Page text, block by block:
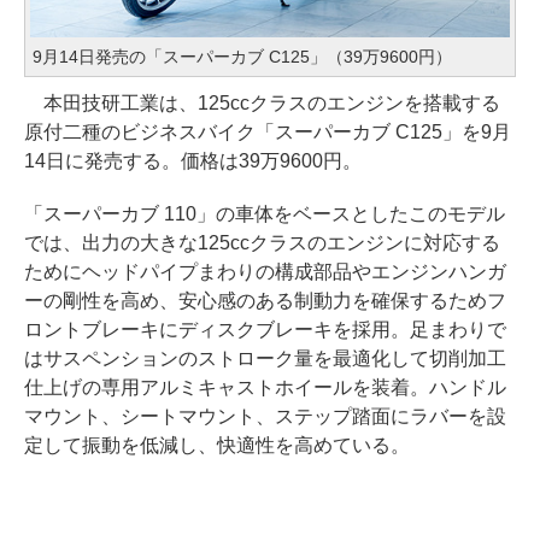
9月14日発売の「スーパーカブ C125」（39万9600円）
本田技研工業は、125ccクラスのエンジンを搭載する
原付二種のビジネスバイク「スーパーカブ C125」を9月
14日に発売する。価格は39万9600円。
「スーパーカブ 110」の車体をベースとしたこのモデル
では、出力の大きな125ccクラスのエンジンに対応する
ためにヘッドパイプまわりの構成部品やエンジンハンガ
ーの剛性を高め、安心感のある制動力を確保するためフ
ロントブレーキにディスクブレーキを採用。足まわりで
はサスペンションのストローク量を最適化して切削加工
仕上げの専用アルミキャストホイールを装着。ハンドル
マウント、シートマウント、ステップ踏面にラバーを設
定して振動を低減し、快適性を高めている。